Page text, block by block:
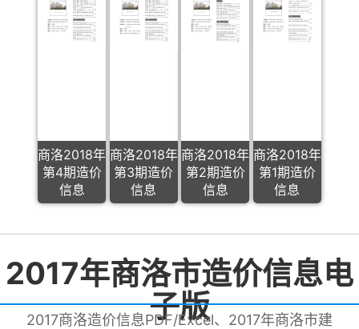
商洛2018年
第4期造价
信息
商洛2018年
第3期造价
信息
商洛2018年
第2期造价
信息
商洛2018年
第1期造价
信息
2017年商洛市造价信息电
子版
2017商洛造价信息PDF/Excel、2017年商洛市建